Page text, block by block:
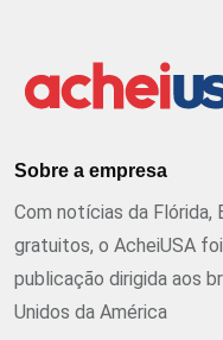
Sobre a empresa
Com notícias da Flórida,
gratuitos, o AcheiUSA
publicação dirigida aos
Unidos da América